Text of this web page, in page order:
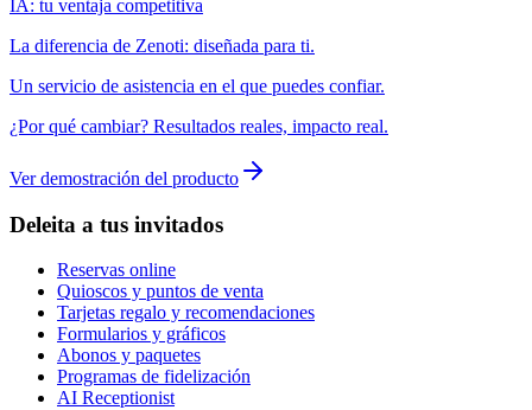
IA: tu ventaja competitiva
La diferencia de Zenoti: diseñada para ti.
Un servicio de asistencia en el que puedes confiar.
¿Por qué cambiar? Resultados reales, impacto real.
Ver demostración del producto
Deleita a tus invitados
Reservas online
Quioscos y puntos de venta
Tarjetas regalo y recomendaciones
Formularios y gráficos
Abonos y paquetes
Programas de fidelización
AI Receptionist